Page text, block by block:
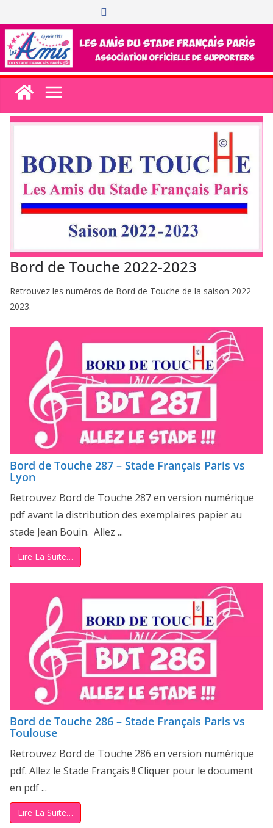
au
contenu
Bord de Touche 2022-2023
Retrouvez les numéros de Bord de Touche de la saison 2022-
2023.
Bord de Touche 287 – Stade Français Paris vs
Lyon
Retrouvez Bord de Touche 287 en version numérique
pdf avant la distribution des exemplaires papier au
stade Jean Bouin. Allez ...
Lire La Suite…
Bord de Touche 286 – Stade Français Paris vs
Toulouse
Retrouvez Bord de Touche 286 en version numérique
pdf. Allez le Stade Français !! Cliquer pour le document
en pdf ...
Lire La Suite…